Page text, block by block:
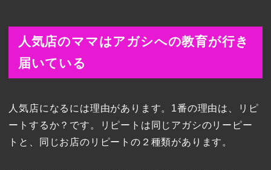
人気店のママはアガシへの教育が行き
届いている
人気店になるには理由があります。1番の理由は、リピ
ートするか？です。リピートは同じアガシのリーピー
トと、同じお店のリピートの２種類があります。